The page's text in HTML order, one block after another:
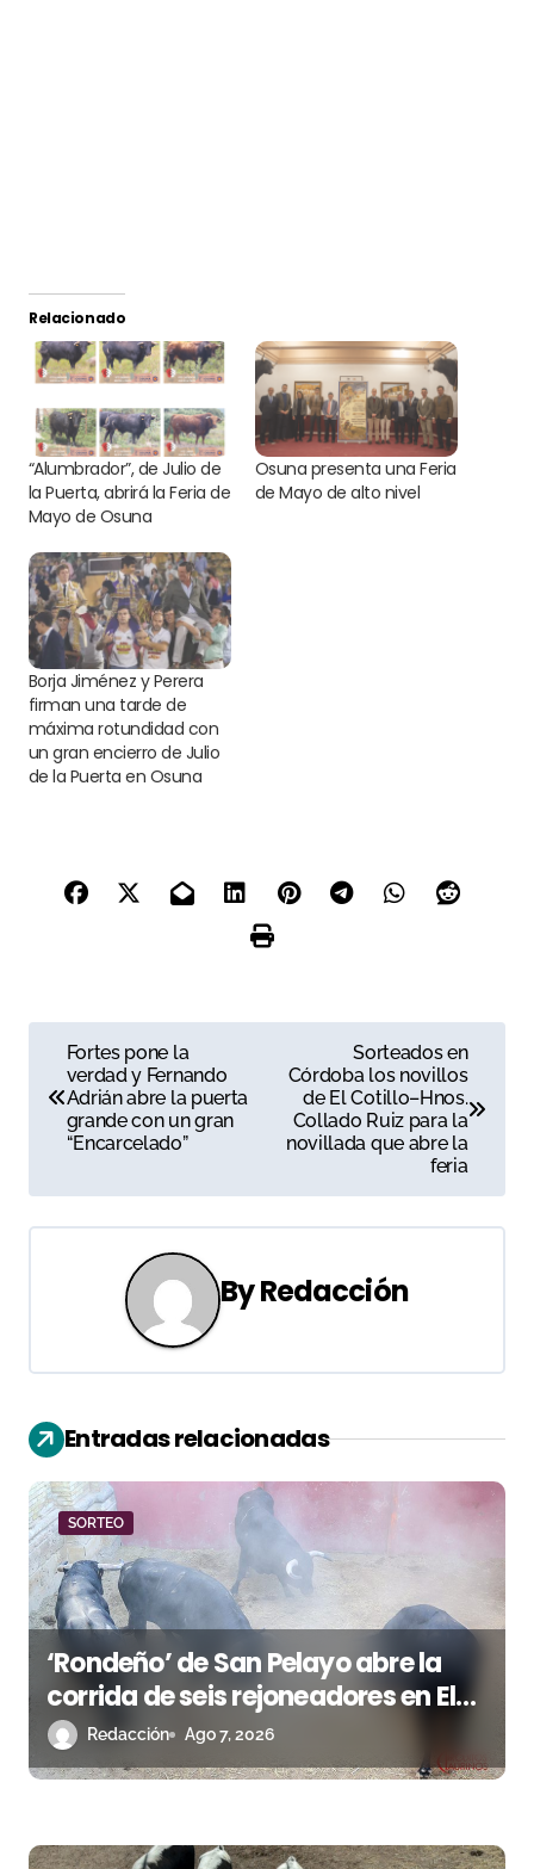
Relacionado
“Alumbrador”, de Julio de
la Puerta, abrirá la Feria de
Mayo de Osuna
Osuna presenta una Feria
de Mayo de alto nivel
Borja Jiménez y Perera
firman una tarde de
máxima rotundidad con
un gran encierro de Julio
de la Puerta en Osuna
a
e
g
i
ó
n
d
e
e
n
r
Fortes pone la
verdad y Fernando
Adrián abre la puerta
grande con un gran
“Encarcelado”
Sorteados en
Córdoba los novillos
de El Cotillo–Hnos.
Collado Ruiz para la
novillada que abre la
feria
ByRedacción
Entradas relacionadas
SORTEO
‘Rondeño’ de San Pelayo abre la
corrida de seis rejoneadores en El
Puerto de Santa María esta noche
Redacción Ago 7, 2026